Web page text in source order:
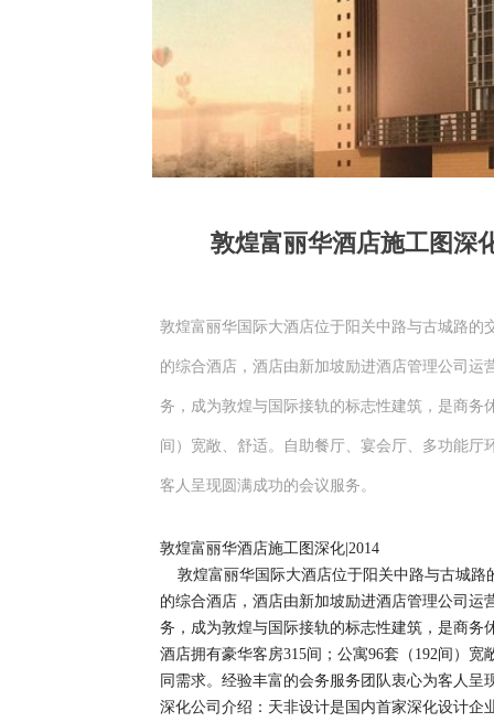
敦煌富丽华酒店施工图深
敦煌富丽华国际大酒店位于阳关中路与古城路的
的综合酒店，酒店由新加坡励进酒店管理公司
务，成为敦煌与国际接轨的标志性建筑，是商务
间）宽敞、舒适。自助餐厅、宴会厅、多功能
客人呈现圆满成功的会议服务。
敦煌富丽华酒店施工图深化 |2014
敦煌富丽华国际大酒店位于阳关中路与古城路
的综合酒店，酒店由新加坡励进酒店管理公司
务，成为敦煌与国际接轨的标志性建筑，是商
酒店拥有豪华客房315间；公寓96套（192间）
同需求。经验丰富的会务服务团队衷心为客人呈
深化公司介绍：天非设计是国内首家深化设计